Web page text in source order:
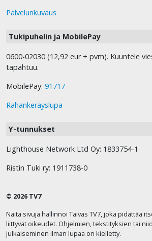
Palvelunkuvaus
Tukipuhelin ja MobilePay
0600-02030 (12,92 eur + pvm). Kuuntele
tapahtuu.
MobilePay: 91717
Rahankeräyslupa
Y-tunnukset
Lighthouse Network Ltd Oy: 1833754-1
Ristin Tuki ry: 1911738-0
© 2026 TV7
Näitä sivuja hallinnoi Taivas TV7, joka pidättää
liittyvät oikeudet. Ohjelmien, tekstityksien tai
julkaiseminen ilman lupaa on kielletty.